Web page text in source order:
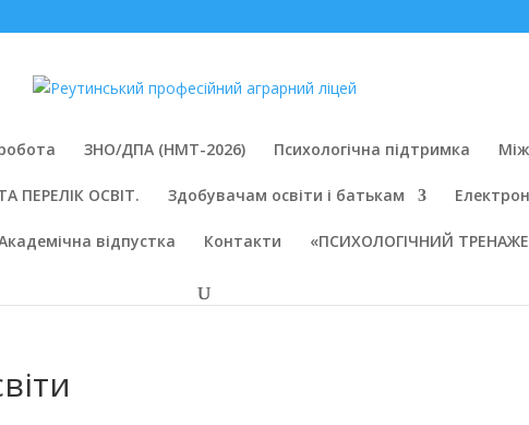
ЗНО/ДПА (НМТ-2026) Психологічна підтримка
ПЕРЕЛІК ОСВІТ. Здобувачам освіти і батькам
відпустка Контакти «ПСИХОЛОГІЧНИЙ